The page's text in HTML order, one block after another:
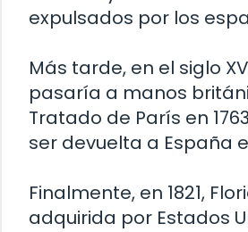
expulsados por los
Más tarde, en el siglo
pasaría a manos
Tratado de París en
ser devuelta a España
Finalmente, en 1821,
adquirida por Estados